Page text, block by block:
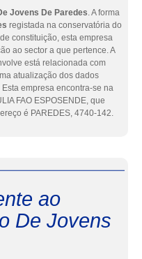
Jovens De Paredes. A forma
registada na conservatória do
constituição, esta empresa
ao sector a que pertence. A
está relacionada com
atualização dos dados
empresa encontra-se na
FAO ESPOSENDE, que
é PAREDES, 4740-142.
ao
De Jovens